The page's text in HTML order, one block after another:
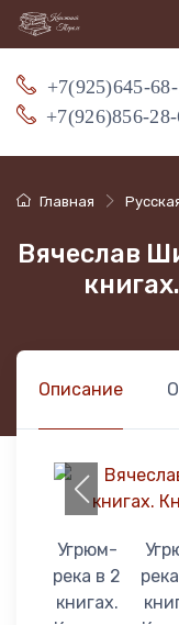
+7(925)645-
+7(926)856-
Главная
Вячеслав
Описание